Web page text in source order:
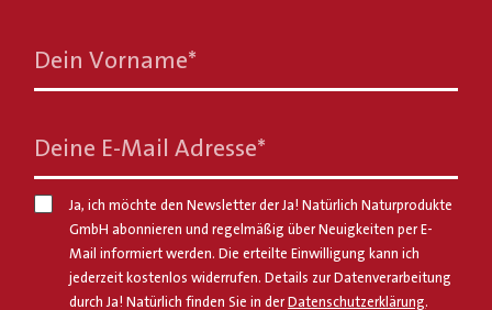
Dein Vorname*
Deine E-Mail Adresse*
Ja, ich möchte den Newsletter der Ja! Natürlich Naturprodukte
GmbH abonnieren und regelmäßig über Neuigkeiten per E-
Mail informiert werden. Die erteilte Einwilligung kann ich
jederzeit kostenlos widerrufen. Details zur Datenverarbeitung
durch Ja! Natürlich finden Sie in derDatenschutzerklärung.